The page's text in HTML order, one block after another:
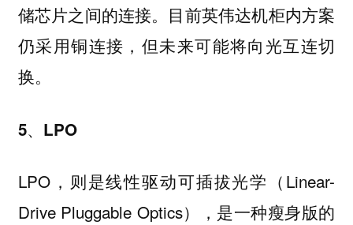
储芯片之间的连接。目前英伟达机柜内方案
仍采用铜连接，但未来可能将向光互连切
换。
5、LPO
LPO，则是线性驱动可插拔光学（Linear-
Drive Pluggable Optics），是一种瘦身版的